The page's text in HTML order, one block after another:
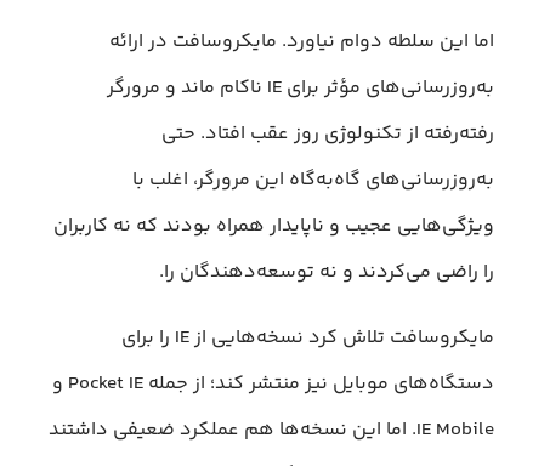
اما این سلطه دوام نیاورد. مایکروسافت در ارائه
به‌روزرسانی‌های مؤثر برای IE ناکام ماند و مرورگر
رفته‌رفته از تکنولوژی روز عقب افتاد. حتی
به‌روزرسانی‌های گاه‌به‌گاه این مرورگر، اغلب با
ویژگی‌هایی عجیب و ناپایدار همراه بودند که نه کاربران
را راضی می‌کردند و نه توسعه‌دهندگان را.
مایکروسافت تلاش کرد نسخه‌هایی از IE را برای
دستگاه‌های موبایل نیز منتشر کند؛ از جمله Pocket IE و
IE Mobile. اما این نسخه‌ها هم عملکرد ضعیفی داشتند